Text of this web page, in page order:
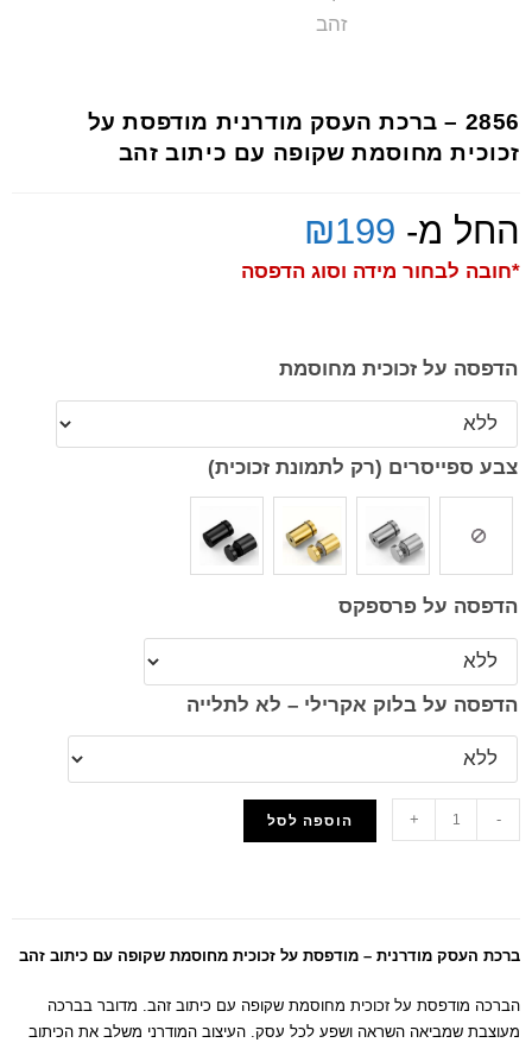
2856 – ברכת העסק מודרנית מודפסת על
זכוכית מחוסמת שקופה עם כיתוב זהב
החל מ- ₪199
*חובה לבחור מידה וסוג הדפסה
הדפסה על זכוכית מחוסמת
צבע ספייסרים (רק לתמונת זכוכית)
הדפסה על פרספקס
הדפסה על בלוק אקרילי – לא לתלייה
-
+ הוספה לסל
ברכת העסק מודרנית – מודפסת על זכוכית מחוסמת שקופה עם כיתוב זהב
הברכה מודפסת על זכוכית מחוסמת שקופה עם כיתוב זהב. מדובר בברכה
מעוצבת שמביאה השראה ושפע לכל עסק. העיצוב המודרני משלב את הכיתוב